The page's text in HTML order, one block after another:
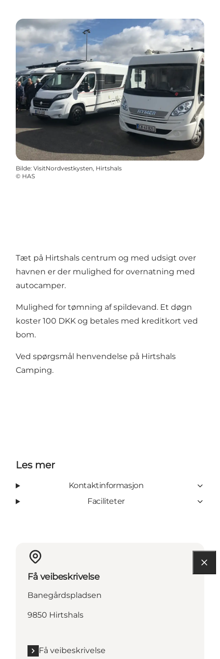
Bilde: VisitNordvestkysten, Hirtshals
© HAS
Tæt på Hirtshals centrum og med udsigt over
havnen er der mulighed for overnatning med
autocamper.
Mulighed for tømning af spildevand. Et døgn
koster 100 DKK og betales med kreditkort ved
bom.
Ved spørgsmål henvendelse på Hirtshals
Camping.
Les mer
Kontaktinformasjon
Faciliteter
Få veibeskrivelse
Banegårdspladsen
9850 Hirtshals
Få veibeskrivelse